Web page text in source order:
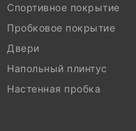
Спортивное покрытие
Пробковое покрытие
Двери
Напольный плинтус
Настенная пробка